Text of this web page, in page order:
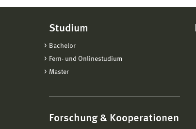
Studium
Bachelor
Fern- und Onlinestudium
Master
Forschung & Kooperationen